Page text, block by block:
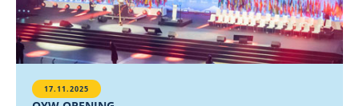
17.11.2025